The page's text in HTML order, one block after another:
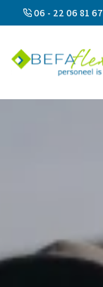
06 - 22 06 81 67